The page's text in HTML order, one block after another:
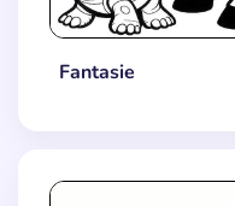
Fantasie